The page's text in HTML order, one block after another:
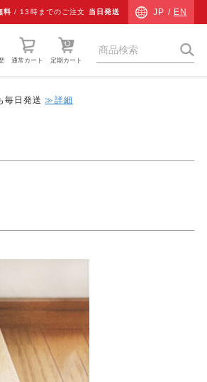
料 / 13時までのご注文 当日発送 JP / EN
通常カート 定期カート
毎日発送≫詳細